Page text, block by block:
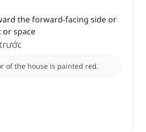
the forward-facing side or
or space
of the house is painted red.